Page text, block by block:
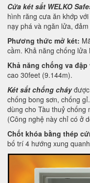
Cửa két sắt WELKO
hình răng cưa ăn khớp
nạy phá và ngăn lửa,
Phương thức mở két:
cầm. Khả năng chống lửa
Khả năng chống va
cao 30feet (9.144m).
Két sắt chống cháyđược
chống bong sơn, chống
dùng cho Tàu thuỷ chống
(Công nghệ này chỉ có ở
Chốt khóa bằng thép
bố trí 4 hướng xung